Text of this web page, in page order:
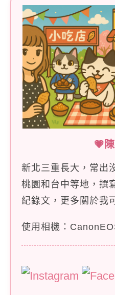
💗
新北三重長大，常出
桃園和台中等地，撰
紀錄文，更多關於我可
使用相機：